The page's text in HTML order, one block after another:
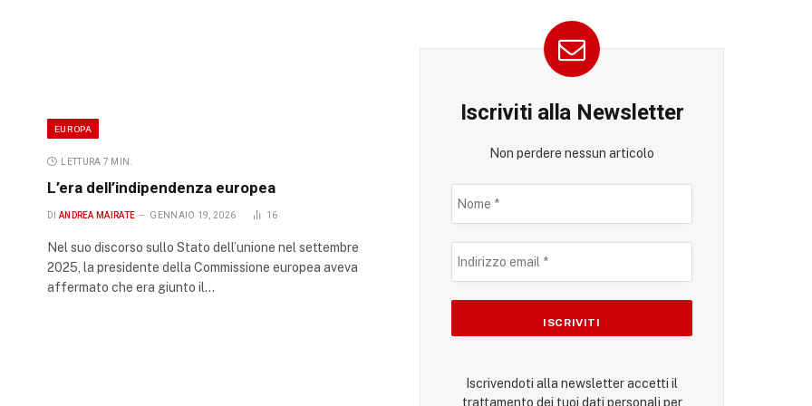
EUROPA
LETTURA 7 MIN.
L’era dell’indipendenza europea
DI ANDREA MAIRATE GENNAIO 19, 2026 16
Nel suo discorso sullo Stato dell’unione nel settembre
2025, la presidente della Commissione europea aveva
affermato che era giunto il…
Iscriviti alla Newsletter
Non perdere nessun articolo
Iscrivendoti alla newsletter accetti il
trattamento dei tuoi dati personali per